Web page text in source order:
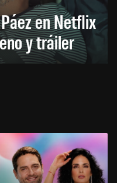
en Netflix
y tráiler